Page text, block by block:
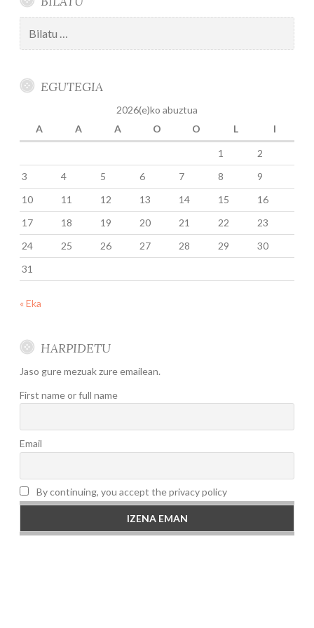
EGUTEGIA
2026(e)ko abuztua
A
A A O O L I
1
2
3
4 5 6 7 8
9
10
11 12 13 14 15
16
17
18 19 20 21 22
23
24
25 26 27 28 29
30
31
« Eka
HARPIDETU
Jaso gure mezuak zure emailean.
First name or full name
Email
By continuing, you accept the privacy policy